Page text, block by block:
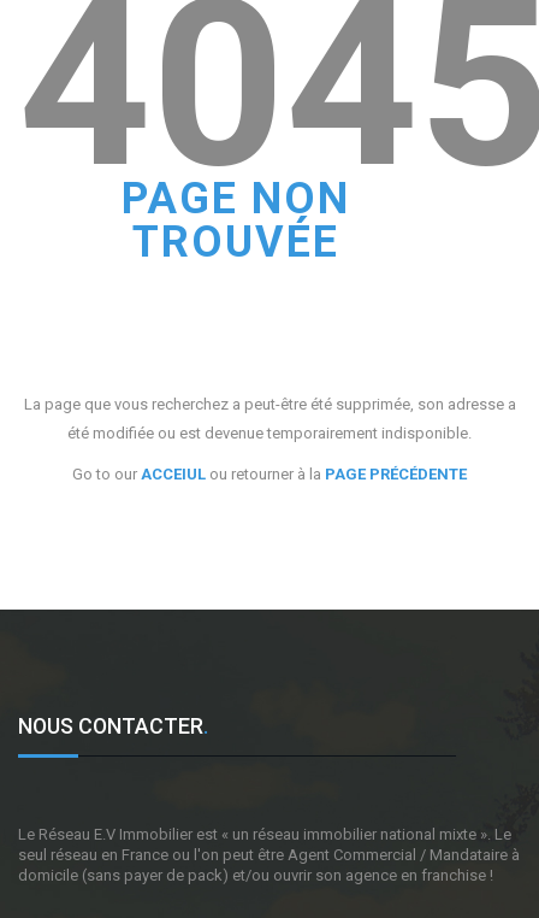
PAGE NON
TROUVÉE
La page que vous recherchez a peut-être été supprimée, son adresse a
été modifiée ou est devenue temporairement indisponible.
Go to our ACCEIUL ou retourner à la PAGE PRÉCÉDENTE
NOUS CONTACTER.
Le Réseau E.V Immobilier est « un réseau immobilier national mixte ». Le
seul réseau en France ou l'on peut être Agent Commercial / Mandataire à
domicile (sans payer de pack) et/ou ouvrir son agence en franchise !